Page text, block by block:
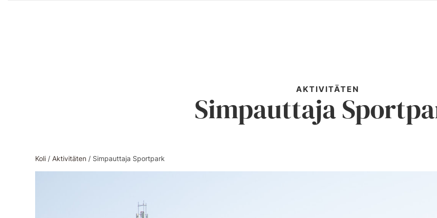
AKTIVITÄTEN
Simpauttaja
Koli / Aktivitäten / Simpauttaja Sportpark